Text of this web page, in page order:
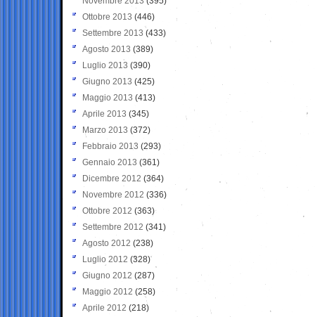
Ottobre 2013 (446)
Settembre 2013 (433)
Agosto 2013 (389)
Luglio 2013 (390)
Giugno 2013 (425)
Maggio 2013 (413)
Aprile 2013 (345)
Marzo 2013 (372)
Febbraio 2013 (293)
Gennaio 2013 (361)
Dicembre 2012 (364)
Novembre 2012 (336)
Ottobre 2012 (363)
Settembre 2012 (341)
Agosto 2012 (238)
Luglio 2012 (328)
Giugno 2012 (287)
Maggio 2012 (258)
Aprile 2012 (218)